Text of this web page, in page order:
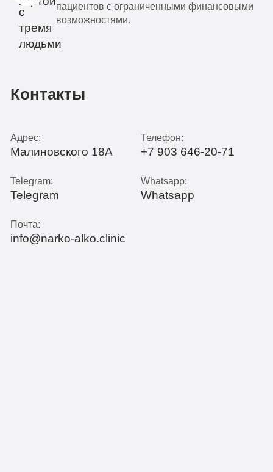
пациентов с ограниченными финансовыми
возможностями.
Контакты
Адрес:
Малиновского 18А
Телефон:
+7 903 646-20-71
Telegram:
Telegram
Whatsapp:
Whatsapp
Почта:
info@narko-alko.clinic